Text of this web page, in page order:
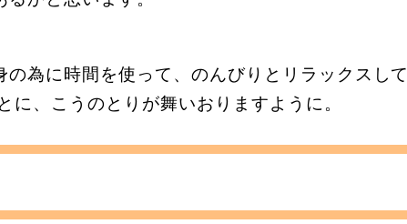
為に時間を使って、のんびりとリラックスして
、こうのとりが舞いおりますように。